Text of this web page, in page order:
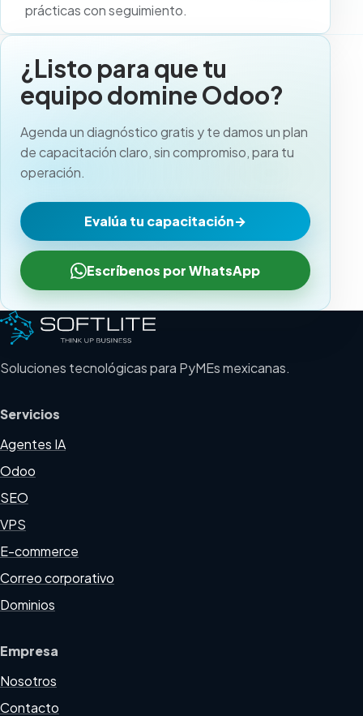
prácticas con seguimiento.
¿Listo para que tu
equipo domine Odoo?
Agenda un diagnóstico gratis y te damos un plan
de capacitación claro, sin compromiso, para tu
operación.
Evalúa tu capacitación→
Escríbenos por WhatsApp
Soluciones tecnológicas para PyMEs mexicanas.
Servicios
Agentes IA
Odoo
SEO
VPS
E-commerce
Correo corporativo
Dominios
Empresa
Nosotros
Contacto